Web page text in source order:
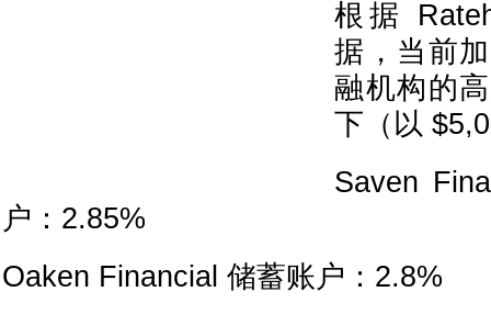
根据
据，当前
融机构的
下（以
Saven
户：2.85%
Oaken Financial 储蓄账户：2.8%